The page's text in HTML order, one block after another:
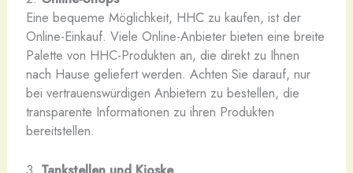
Eine bequeme Möglichkeit, HHC zu kaufen, ist der
Online-Einkauf. Viele Online-Anbieter bieten eine breite
Palette von HHC-Produkten an, die direkt zu Ihnen
nach Hause geliefert werden. Achten Sie darauf, nur
bei vertrauenswürdigen Anbietern zu bestellen, die
transparente Informationen zu ihren Produkten
bereitstellen.